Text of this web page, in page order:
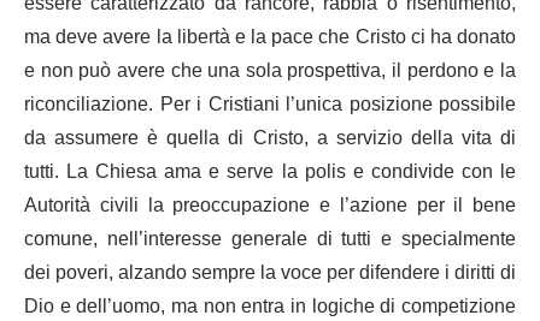
ma deve avere la libertà e la pace che Cristo ci ha donato
e non può avere che una sola prospettiva, il perdono e la
riconciliazione. Per i Cristiani l’unica posizione possibile
da assumere è quella di Cristo, a servizio della vita di
tutti. La Chiesa ama e serve la polis e condivide con le
Autorità civili la preoccupazione e l’azione per il bene
comune, nell’interesse generale di tutti e specialmente
dei poveri, alzando sempre la voce per difendere i diritti di
Dio e dell’uomo, ma non entra in logiche di competizione